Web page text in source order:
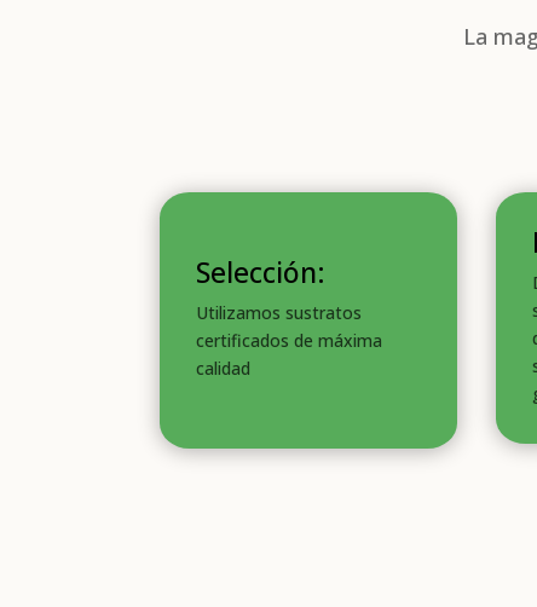
La
Selección:
Utilizamos sustratos
certificados de máxima
calidad